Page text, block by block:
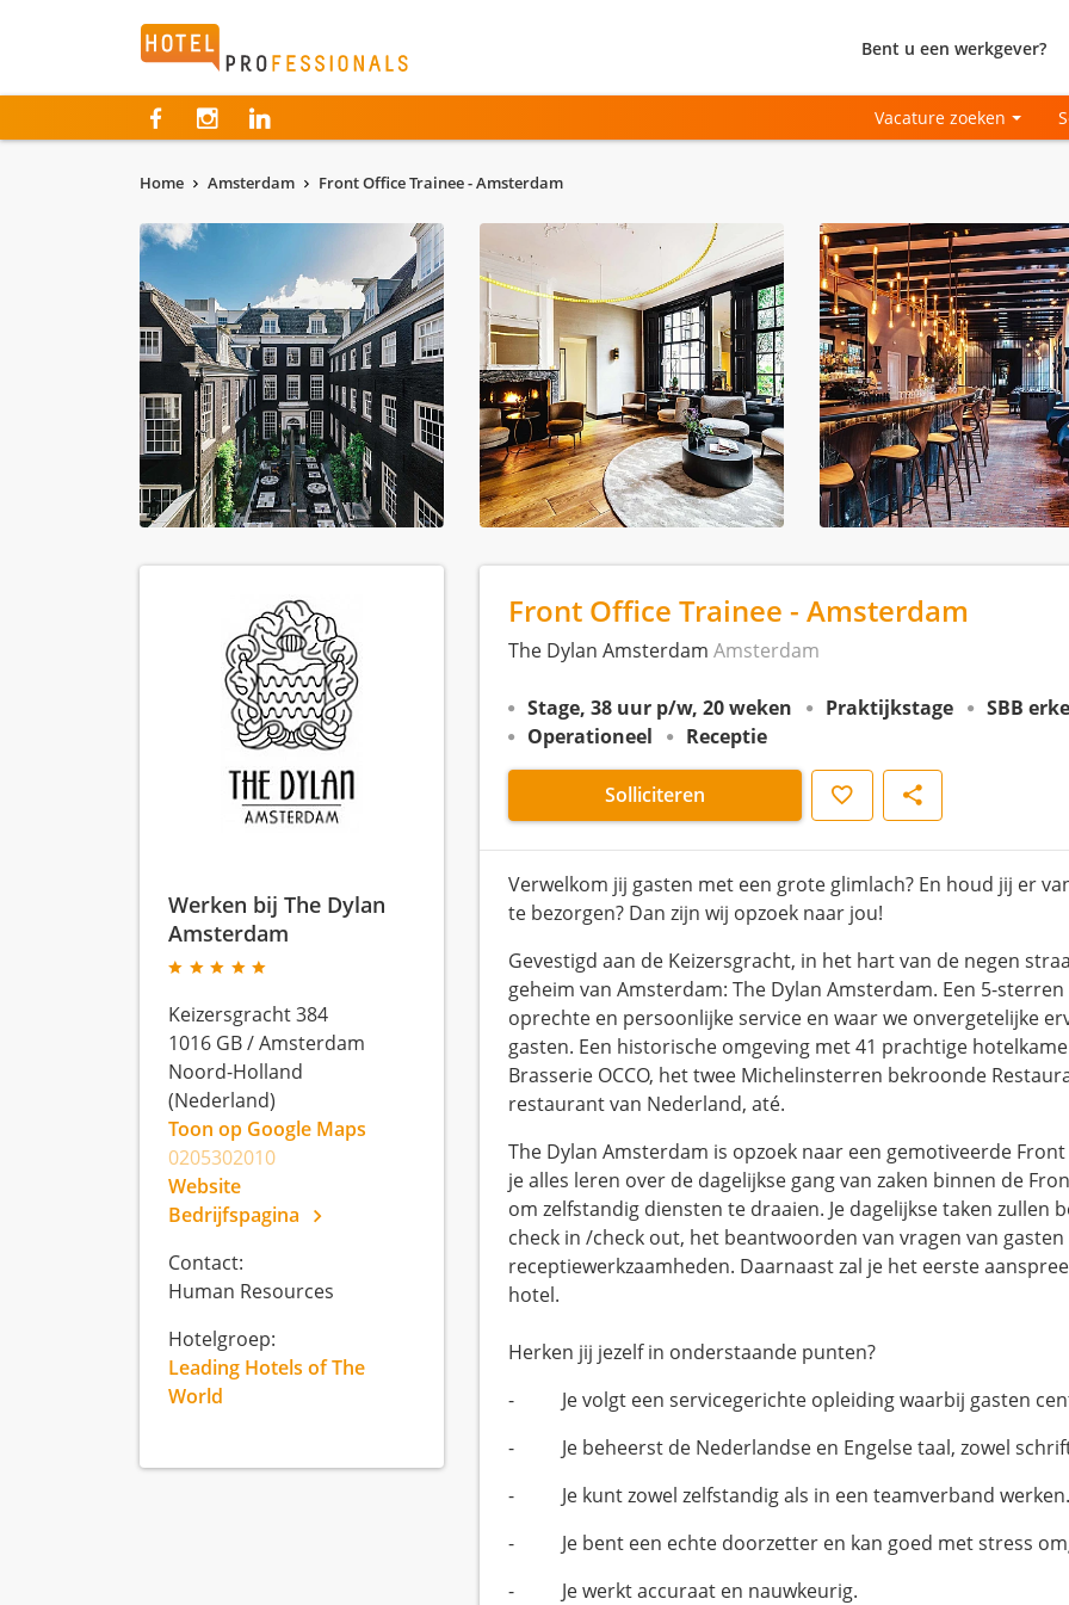
Hotelprofessionals Bent u een werkgever?
Vacature zoeken
Home Amsterdam Front Office Trainee - Amsterdam
Front Office Trainee - Amsterdam
The Dylan Amsterdam Amsterdam
Stage, 38 uur p/w, 20 weken Praktijkstage
SBB
Operationeel
Receptie
Solliciteren Opslaan Delen
Verwelkom jij gasten met een grote glimlach? En houd jij er
te bezorgen? Dan zijn wij opzoek naar jou!
Gevestigd aan de Keizersgracht, in het hart van de negen
geheim van Amsterdam: The Dylan Amsterdam. Een 5-
oprechte en persoonlijke service en waar we onvergetelijke
gasten. Een historische omgeving met 41 prachtige
Brasserie OCCO, het twee Michelinsterren bekroonde
restaurant van Nederland, até.
The Dylan Amsterdam is opzoek naar een gemotiveerde
je alles leren over de dagelijkse gang van zaken binnen de
om zelfstandig diensten te draaien. Je dagelijkse taken zullen
check in /check out, het beantwoorden van vragen van
receptiewerkzaamheden. Daarnaast zal je het eerste
hotel.
Herken jij jezelf in onderstaande punten?
- Je volgt een servicegerichte opleiding waarbij gasten
- Je beheerst de Nederlandse en Engelse taal, zowel
- Je kunt zowel zelfstandig als in een teamverband werken.
- Je bent een echte doorzetter en kan goed met stress
- Je werkt accuraat en nauwkeurig.
Werken bij The Dylan
Amsterdam
Keizersgracht 384
1016 GB/Amsterdam
Noord-Holland
(Nederland)
Toon op Google Maps
0205302010
Website
Bedrijfspagina
Contact:
Human Resources
Hotelgroep:
Leading Hotels of The
World